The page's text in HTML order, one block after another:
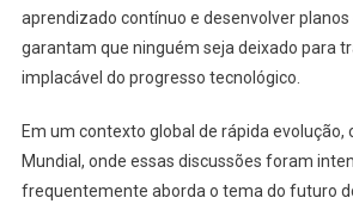
aprendizado contínuo e desenvolver
garantam que ninguém seja deixado para
implacável do progresso tecnológico.
Em um contexto global de rápida evolução,
Mundial, onde essas discussões foram
frequentemente aborda o tema do futuro